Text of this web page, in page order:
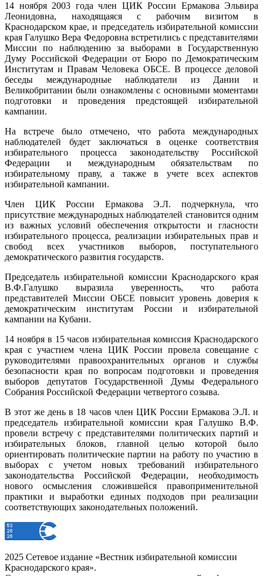
14 ноября 2003 года член ЦИК России Ермакова Эльвира
Леонидовна, находящаяся с рабочим визитом в
Краснодарском крае, и председатель избирательной комиссии
края Галушко Вера Федоровна встретились с представителями
Миссии по наблюдению за выборами в Государственную
Думу Российской Федерации от Бюро по Демократическим
Институтам и Правам Человека ОБСЕ. В процессе деловой
беседы международные наблюдатели из Дании и
Великобритании были ознакомлены с основными моментами
подготовки и проведения предстоящей избирательной
кампании.
На встрече было отмечено, что работа международных
наблюдателей будет заключаться в оценке соответствия
избирательного процесса законодательству Российской
Федерации и международным обязательствам по
избирательному праву, а также в учете всех аспектов
избирательной кампании.
Член ЦИК России Ермакова Э.Л. подчеркнула, что
присутствие международных наблюдателей становится одним
из важных условий обеспечения открытости и гласности
избирательного процесса, реализации избирательных прав и
свобод всех участников выборов, поступательного
демократического развития государств.
Председатель избирательной комиссии Краснодарского края
В.Ф.Галушко выразила уверенность, что работа
представителей Миссии ОБСЕ повысит уровень доверия к
демократическим институтам России и избирательной
кампании на Кубани.
14 ноября в 15 часов избирательная комиссия Краснодарского
края с участием члена ЦИК России провела совещание с
руководителями правоохранительных органов и службы
безопасности края по вопросам подготовки и проведения
выборов депутатов Государственной Думы Федерального
Собрания Российской Федерации четвертого созыва.
В этот же день в 18 часов член ЦИК России Ермакова Э.Л. и
председатель избирательной комиссии края Галушко В.Ф.
провели встречу с представителями политических партий и
избирательных блоков, главной целью которой было
ориентировать политические партии на работу по участию в
выборах с учетом новых требований избирательного
законодательства Российской Федерации, необходимость
нового осмысления сложившейся правоприменительной
практики и выработки единых подходов при реализации
соответствующих законодательных положений.
2025 Сетевое издание «Вестник избирательной комиссии
Краснодарского края».